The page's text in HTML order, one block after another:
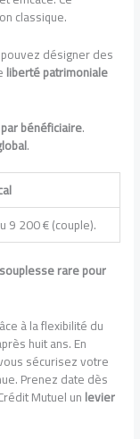
classique.
désigner des
liberté patrimoniale
bénéficiaire.
.
9 200 € (couple).
souplesse rare pour
à la flexibilité du
huit ans. En
sécurisez votre
Prenez date dès
Mutuel unlevier